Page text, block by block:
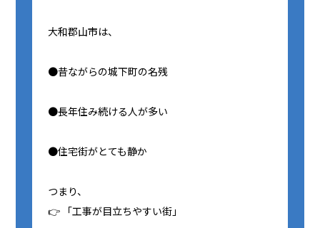
大和郡山市は、
●昔ながらの城下町の名残
●長年住み続ける人が多い
●住宅街がとても静か
つまり、
👉 「工事が目立ちやすい街」